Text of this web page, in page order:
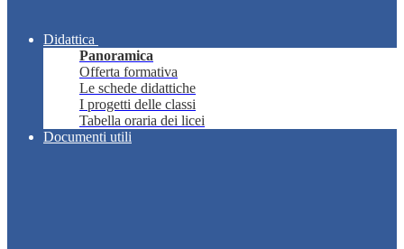
Didattica
Panoramica
Offerta formativa
Le schede didattiche
I progetti delle classi
Tabella oraria dei licei
Documenti utili